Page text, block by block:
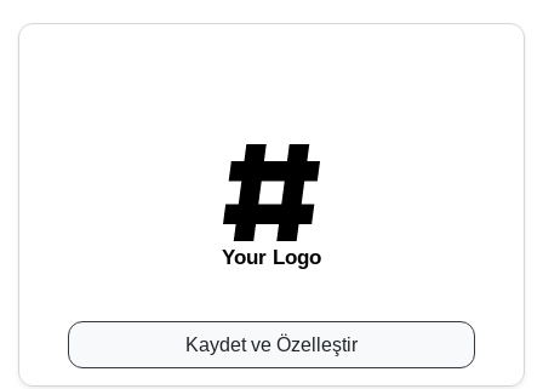
Your Logo
Kaydet ve Özelleştir